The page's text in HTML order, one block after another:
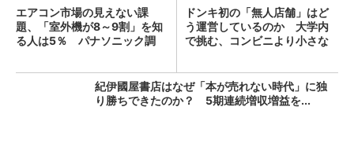
エアコン市場の見えない課
題、「室外機が8～9割」を知
る人は5％ パナソニック調
ドンキ初の「無人店舗」はど
う運営しているのか 大学内
で挑む、コンビニより小さな
紀伊國屋書店はなぜ「本が売れない時代」に独
り勝ちできたのか？ 5期連続増収増益を...